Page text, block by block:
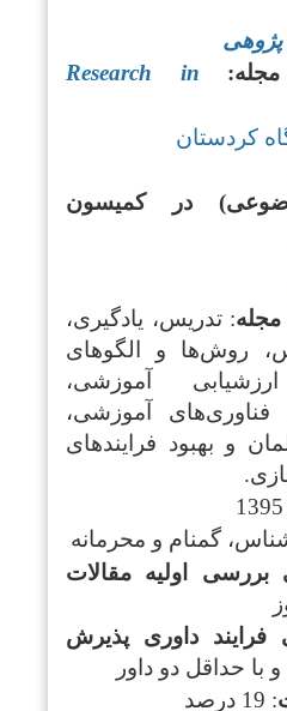
مجله: Research in
کردستان
در کمیسون
: تدریس، یادگیری،
روش‌ها و الگوهای
آموزشی،
فناوری‌های آموزشی،
و بهبود فرایندهای
گمنام و محرمانه
بررسی اولیه مقالات
فرایند داوری پذیرش
: 19 درصد